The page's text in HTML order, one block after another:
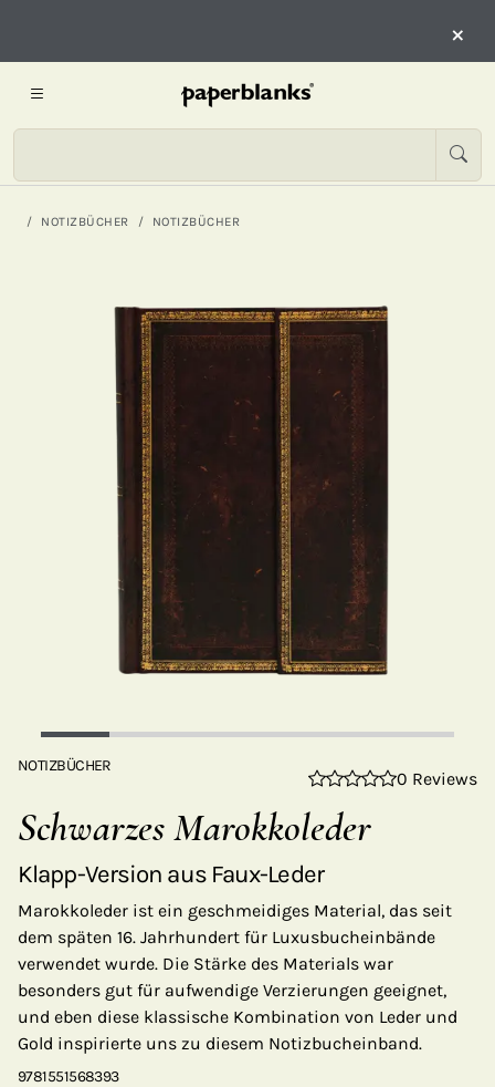
×
NOTIZBÜCHER NOTIZBÜCHER
NOTIZBÜCHER
0 Reviews
Schwarzes Marokkoleder
Klapp-Version aus Faux-Leder
Marokkoleder ist ein geschmeidiges Material, das seit
dem späten 16. Jahrhundert für Luxusbucheinbände
verwendet wurde. Die Stärke des Materials war
besonders gut für aufwendige Verzierungen geeignet,
und eben diese klassische Kombination von Leder und
Gold inspirierte uns zu diesem Notizbucheinband.
9781551568393